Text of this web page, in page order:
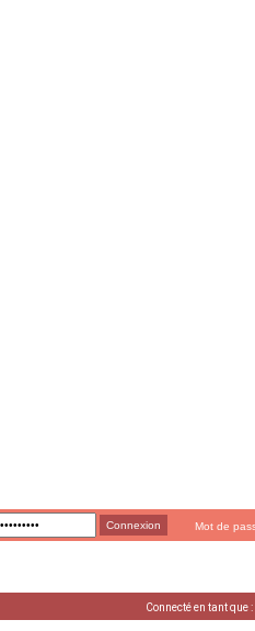
Mot de
Connecté en tant que :